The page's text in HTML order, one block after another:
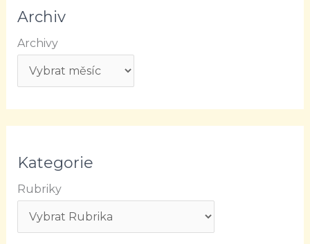
Archiv
Archivy
Kategorie
Rubriky